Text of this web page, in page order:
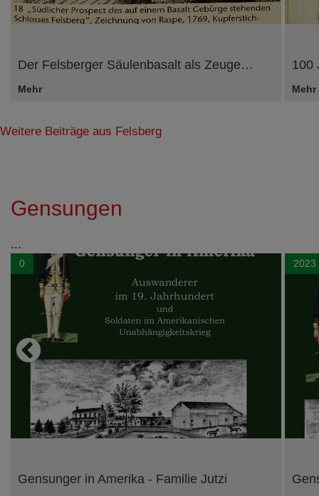
Der Felsberger Säulenbasalt als Zeuge…
Mehr
100
Mehr
Weitere Beiträge aus Felsberg
Gensungen
...
0
Gensunger in Amerika - Familie Jutzi
2023